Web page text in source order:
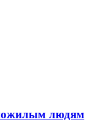
людям